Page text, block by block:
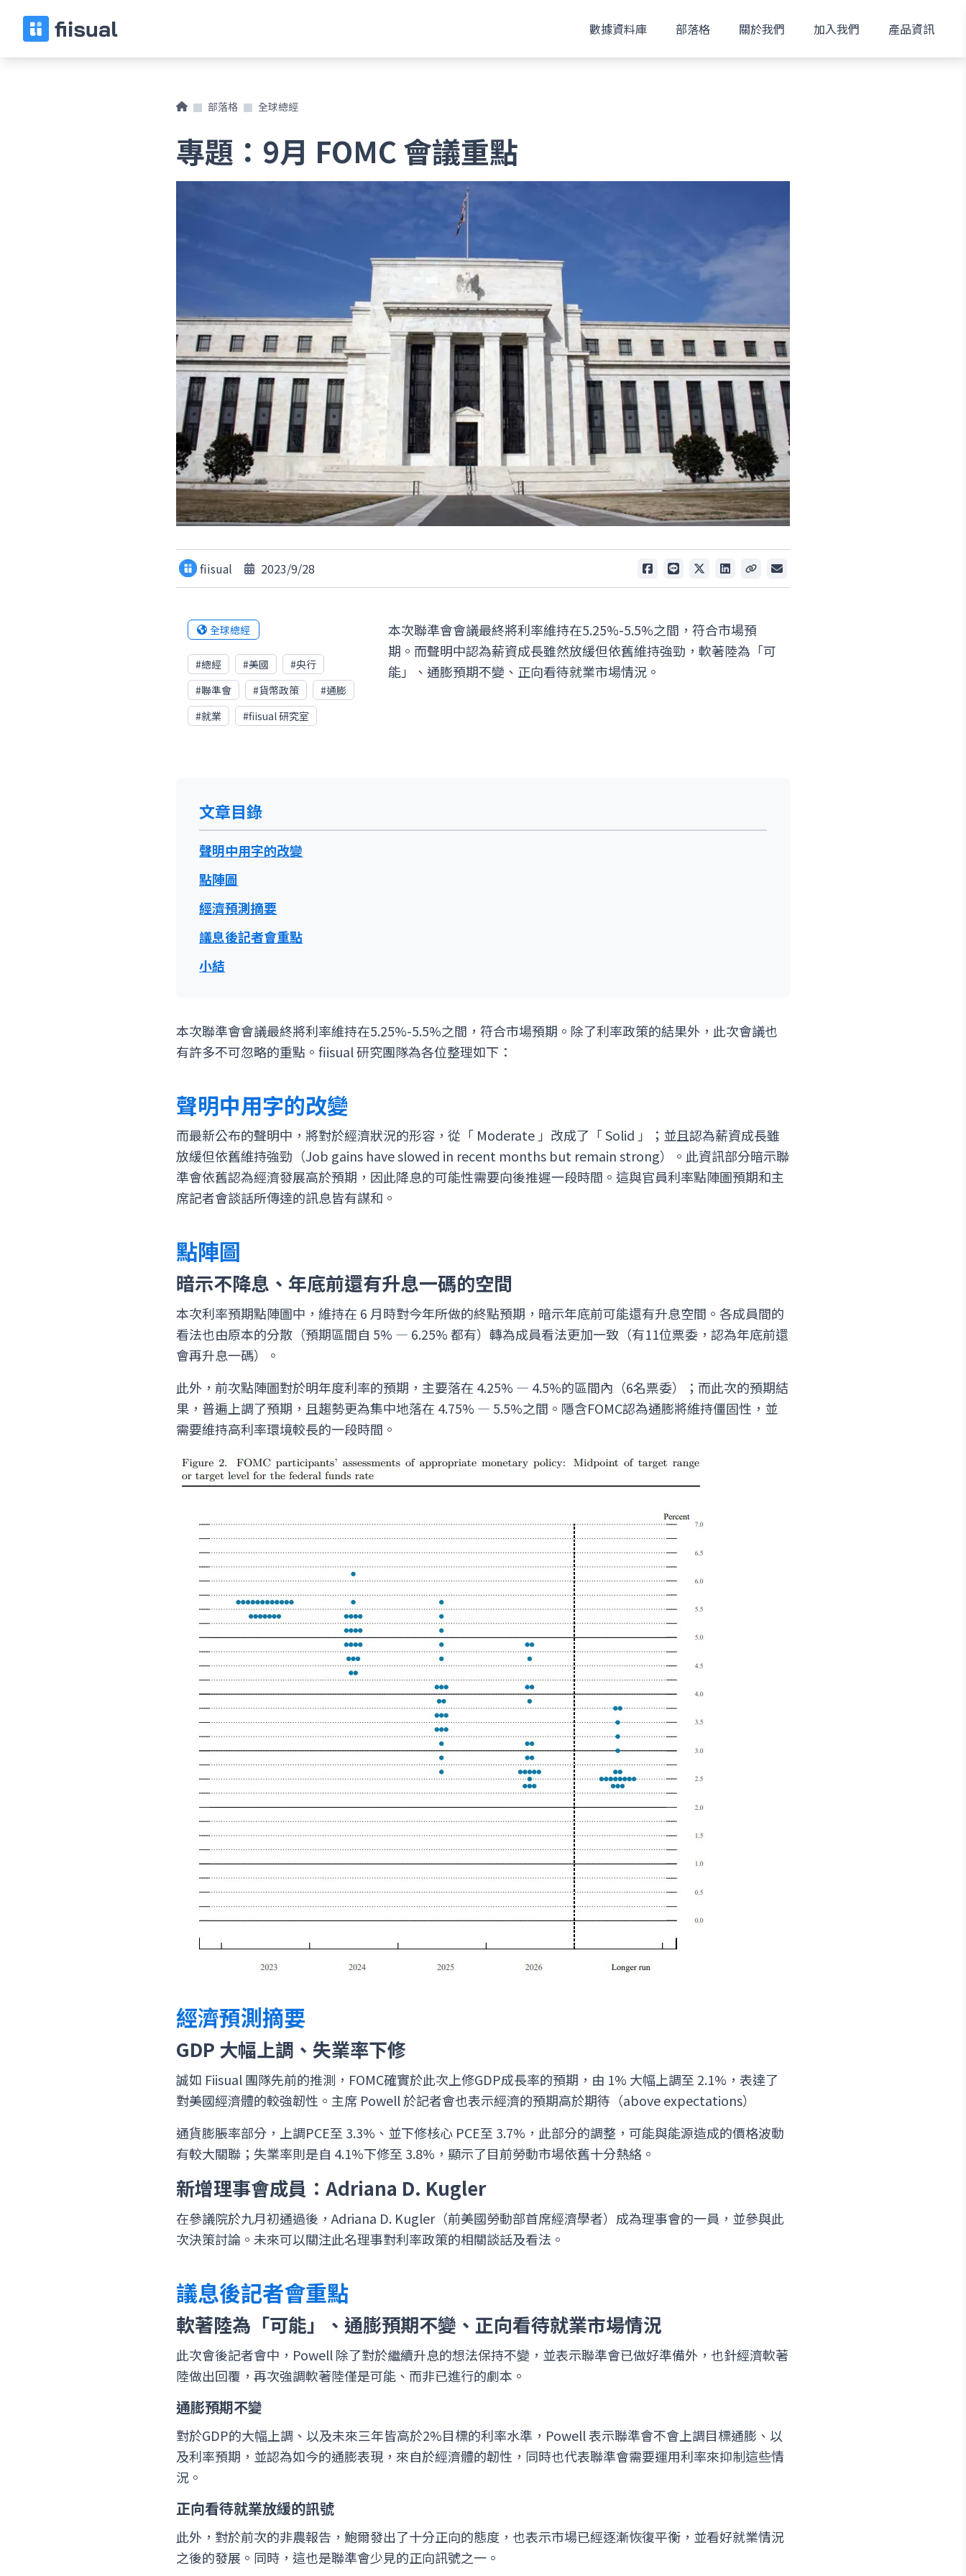
數據資料庫 部落格 關於我們 加入我們 產品資訊
部落格 全球總經
專題：9月 FOMC 會議重點
fiisual 2023/9/28
全球總經
#總經 #美國 #央行
#聯準會 #貨幣政策 #通膨
#就業 #fiisual 研究室
本次聯準會會議最終將利率維持在5.25%-5.5%之間，符合市場預
期。而聲明中認為薪資成長雖然放緩但依舊維持強勁，軟著陸為「可
能」、通膨預期不變、正向看待就業市場情況。
文章目錄
聲明中用字的改變
點陣圖
經濟預測摘要
議息後記者會重點
小結
本次聯準會會議最終將利率維持在5.25%-5.5%之間，符合市場預期。除了利率政策的結果外，此次會議也
有許多不可忽略的重點。fiisual 研究團隊為各位整理如下：
聲明中用字的改變
而最新公布的聲明中，將對於經濟狀況的形容，從「 Moderate 」改成了「 Solid 」；並且認為薪資成長雖
放緩但依舊維持強勁（Job gains have slowed in recent months but remain strong）。此資訊部分暗示聯
準會依舊認為經濟發展高於預期，因此降息的可能性需要向後推遲一段時間。這與官員利率點陣圖預期和主
席記者會談話所傳達的訊息皆有謀和。
點陣圖
暗示不降息、年底前還有升息一碼的空間
本次利率預期點陣圖中，維持在 6 月時對今年所做的終點預期，暗示年底前可能還有升息空間。各成員間的
看法也由原本的分散（預期區間自 5% — 6.25% 都有）轉為成員看法更加一致（有11位票委，認為年底前還
會再升息一碼）。
此外，前次點陣圖對於明年度利率的預期，主要落在 4.25% — 4.5%的區間內（6名票委）；而此次的預期結
果，普遍上調了預期，且趨勢更為集中地落在 4.75% — 5.5%之間。隱含FOMC認為通膨將維持僵固性，並
需要維持高利率環境較長的一段時間。
經濟預測摘要
GDP 大幅上調、失業率下修
誠如 Fiisual 團隊先前的推測，FOMC確實於此次上修GDP成長率的預期，由 1% 大幅上調至 2.1%，表達了
對美國經濟體的較強韌性。主席 Powell 於記者會也表示經濟的預期高於期待（above expectations）
通貨膨脹率部分，上調PCE至 3.3%、並下修核心 PCE至 3.7%，此部分的調整，可能與能源造成的價格波動
有較大關聯；失業率則是自 4.1%下修至 3.8%，顯示了目前勞動市場依舊十分熱絡。
新增理事會成員：Adriana D. Kugler
在參議院於九月初通過後，Adriana D. Kugler（前美國勞動部首席經濟學者）成為理事會的一員，並參與此
次決策討論。未來可以關注此名理事對利率政策的相關談話及看法。
議息後記者會重點
軟著陸為「可能」、通膨預期不變、正向看待就業市場情況
此次會後記者會中，Powell 除了對於繼續升息的想法保持不變，並表示聯準會已做好準備外，也針經濟軟著
陸做出回覆，再次強調軟著陸僅是可能、而非已進行的劇本。
通膨預期不變
對於GDP的大幅上調、以及未來三年皆高於2%目標的利率水準，Powell 表示聯準會不會上調目標通膨、以
及利率預期，並認為如今的通膨表現，來自於經濟體的韌性，同時也代表聯準會需要運用利率來抑制這些情
況。
正向看待就業放緩的訊號
此外，對於前次的非農報告，鮑爾發出了十分正向的態度，也表示市場已經逐漸恢復平衡，並看好就業情況
之後的發展。同時，這也是聯準會少見的正向訊號之一。